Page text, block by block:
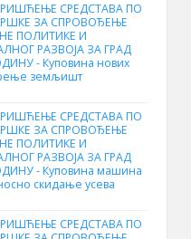
СРЕДСТАВА ПО
ЗА СПРОВОЂЕЊЕ
ПОЛИТИКЕ И
РАЗВОЈА ЗА ГРАД
- Куповина нових
земљишт
СРЕДСТАВА ПО
ЗА СПРОВОЂЕЊЕ
ПОЛИТИКЕ И
РАЗВОЈА ЗА ГРАД
- Куповинa машина
скидање усева
СРЕДСТАВА ПО